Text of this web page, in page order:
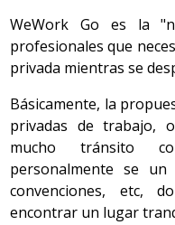
WeWork Go es la
profesionales que
privada mientras se
Básicamente, la
privadas de trabajo, o
mucho tránsito
personalmente se un
convenciones, etc,
encontrar un lugar